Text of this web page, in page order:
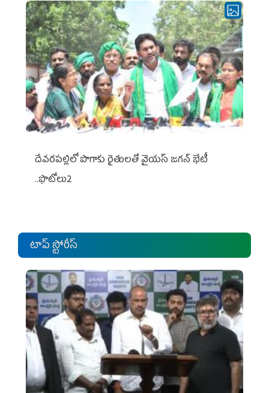
దేవరపల్లిలో పొగాకు రైతులతో వైయస్ జగన్ భేటీ
..ఫొటోలు2
టాప్ స్టోరీస్